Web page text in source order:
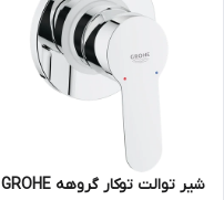
شیر توالت توکار گروهه GROHE